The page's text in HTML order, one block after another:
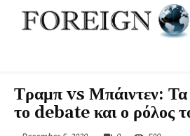
Τραμπ vs Μπάιντεν: Τα
το debate και ο ρόλος